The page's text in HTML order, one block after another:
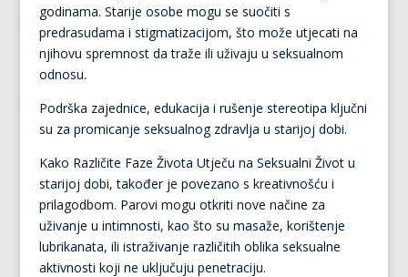
godinama. Starije osobe mogu se suočiti s
predrasudama i stigmatizacijom, što može utjecati na
njihovu spremnost da traže ili uživaju u seksualnom
odnosu.
Podrška zajednice, edukacija i rušenje stereotipa ključni
su za promicanje seksualnog zdravlja u starijoj dobi.
Kako Različite Faze Života Utječu na Seksualni Život u
starijoj dobi, također je povezano s kreativnošću i
prilagodbom. Parovi mogu otkriti nove načine za
uživanje u intimnosti, kao što su masaže, korištenje
lubrikanata, ili istraživanje različitih oblika seksualne
aktivnosti koji ne uključuju penetraciju.